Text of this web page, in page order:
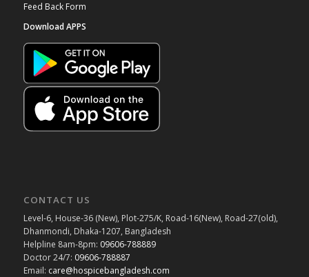
Feed Back Form
Download APPS
CONTACT US
Level-6, House-36 (New), Plot-275/K, Road-16(New), Road-27(old),
Dhanmondi, Dhaka-1207, Bangladesh
Helpline 8am-8pm: 09606-788889
Doctor 24/7: 09606-788887
Email: care@hospicebangladesh.com